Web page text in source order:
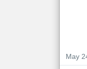
May